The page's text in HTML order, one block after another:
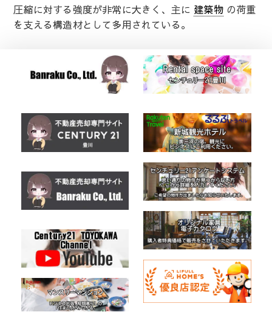
圧縮に対する強度が非常に大きく、主に 建築物の荷重
を支える構造材として多用されている。